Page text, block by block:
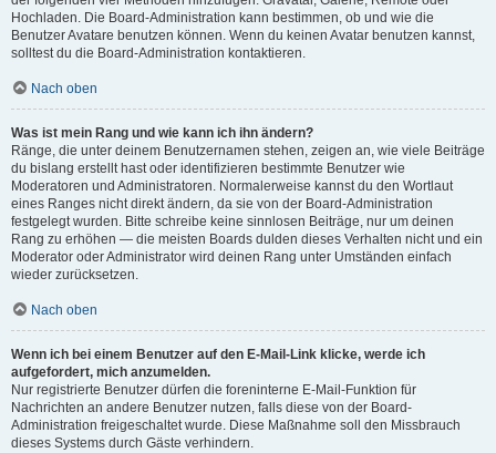
Hochladen. Die Board-Administration kann bestimmen, ob und wie die
Benutzer Avatare benutzen können. Wenn du keinen Avatar benutzen kannst,
solltest du die Board-Administration kontaktieren.
Nach oben
Was ist mein Rang und wie kann ich ihn ändern?
Ränge, die unter deinem Benutzernamen stehen, zeigen an, wie viele Beiträge
du bislang erstellt hast oder identifizieren bestimmte Benutzer wie
Moderatoren und Administratoren. Normalerweise kannst du den Wortlaut
eines Ranges nicht direkt ändern, da sie von der Board-Administration
festgelegt wurden. Bitte schreibe keine sinnlosen Beiträge, nur um deinen
Rang zu erhöhen — die meisten Boards dulden dieses Verhalten nicht und ein
Moderator oder Administrator wird deinen Rang unter Umständen einfach
wieder zurücksetzen.
Nach oben
Wenn ich bei einem Benutzer auf den E-Mail-Link klicke, werde ich
aufgefordert, mich anzumelden.
Nur registrierte Benutzer dürfen die foreninterne E-Mail-Funktion für
Nachrichten an andere Benutzer nutzen, falls diese von der Board-
Administration freigeschaltet wurde. Diese Maßnahme soll den Missbrauch
dieses Systems durch Gäste verhindern.